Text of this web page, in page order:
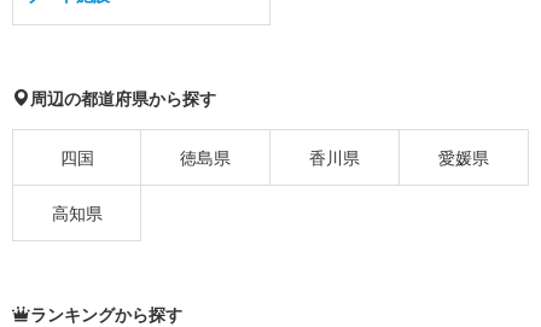
周辺の都道府県から探す
四国 徳島県 香川県 愛媛県
高知県
ランキングから探す